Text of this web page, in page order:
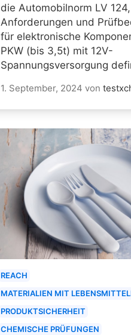
die Automobilnorm LV
Anforderungen und
für elektronische
PKW (bis 3,5t) mit 12V-
Spannungsversorgung
1. September, 2024 von
REACH
MATERIALIEN MIT
PRODUKTSICHERHEIT
CHEMISCHE PRÜFUNGEN